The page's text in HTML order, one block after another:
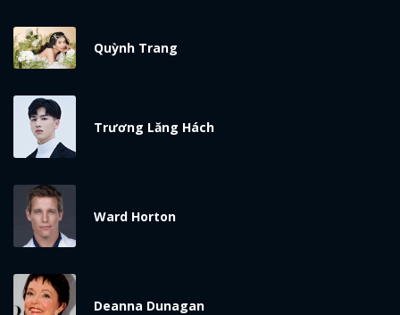
ĐĂNG NHẬP
Quỳnh Trang
Trương Lăng Hách
Ward Horton
Deanna Dunagan